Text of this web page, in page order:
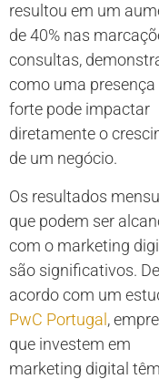
resultou em um
de 40% nas
consultas,
como uma presença
forte pode impactar
diretamente o
de um negócio.
Os resultados
que podem ser
com o marketing
são significativos. De
acordo com um
PwC Portugal,
que investem em
marketing digital